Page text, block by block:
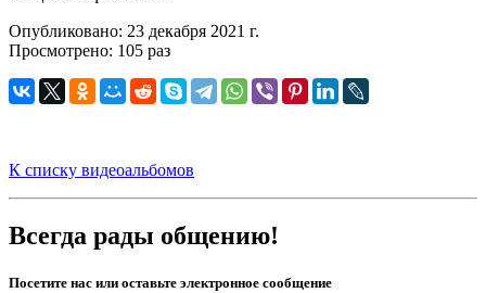
Опубликовано: 23 декабря 2021 г.
Просмотрено: 105 раз
К списку видеоальбомов
Всегда рады общению!
Посетите нас или оставьте электронное сообщение